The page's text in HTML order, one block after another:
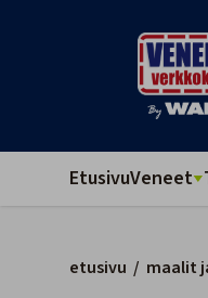
EtusivuVeneet
etusivu / maalit